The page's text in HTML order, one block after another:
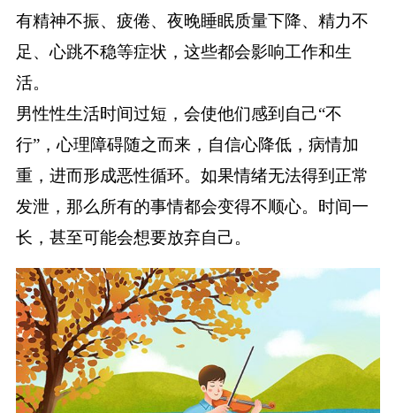
有精神不振、疲倦、夜晚睡眠质量下降、精力不
足、心跳不稳等症状，这些都会影响工作和生
活。
男性性生活时间过短，会使他们感到自己“不
行”，心理障碍随之而来，自信心降低，病情加
重，进而形成恶性循环。如果情绪无法得到正常
发泄，那么所有的事情都会变得不顺心。时间一
长，甚至可能会想要放弃自己。